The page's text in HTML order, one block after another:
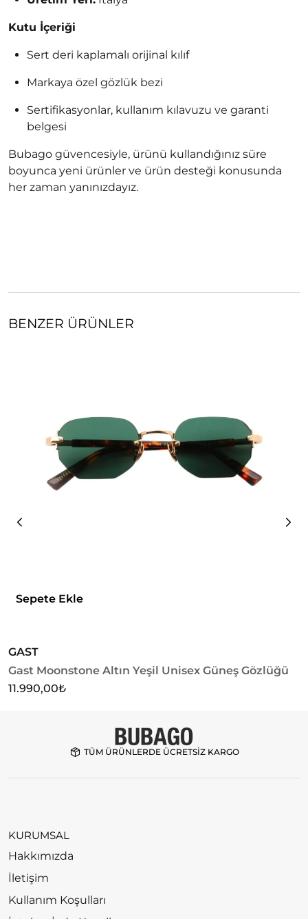
Kutu İçeriği
Sert deri kaplamalı orijinal kılıf
Markaya özel gözlük bezi
Sertifikasyonlar, kullanım kılavuzu ve garanti
belgesi
Bubago güvencesiyle, ürünü kullandığınız süre
boyunca yeni ürünler ve ürün desteği konusunda
her zaman yanınızdayız.
BENZER ÜRÜNLER
Sepete Ekle
GAST
Gast Moonstone Altın Yeşil Unisex Güneş Gözlüğü
11.990,00₺
TÜM ÜRÜNLERDE ÜCRETSİZ KARGO
KURUMSAL
Hakkımızda
İletişim
Kullanım Koşulları